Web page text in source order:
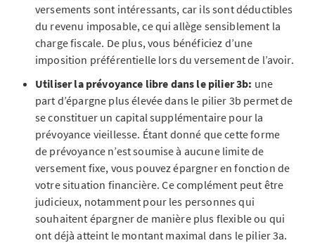
versements sont intéressants, car ils sont déductibles
du revenu imposable, ce qui allège sensiblement la
charge fiscale. De plus, vous bénéficiez d’une
imposition préférentielle lors du versement de l’avoir.
Utiliser la prévoyance libre dans le pilier 3b: une
part d’épargne plus élevée dans le pilier 3b permet de
se constituer un capital supplémentaire pour la
prévoyance vieillesse. Étant donné que cette forme
de prévoyance n’est soumise à aucune limite de
versement fixe, vous pouvez épargner en fonction de
votre situation financière. Ce complément peut être
judicieux, notamment pour les personnes qui
souhaitent épargner de manière plus flexible ou qui
ont déjà atteint le montant maximal dans le pilier 3a.